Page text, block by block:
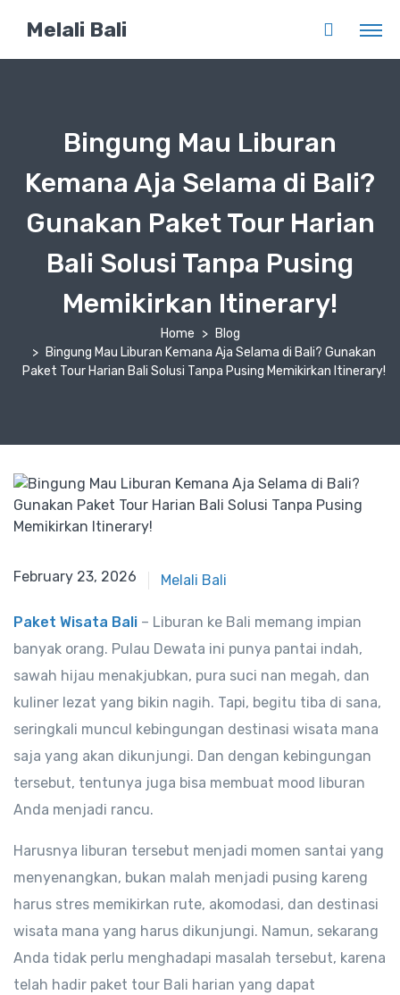
Melali Bali
Bingung Mau Liburan
Kemana Aja Selama di Bali?
Gunakan Paket Tour Harian
Bali Solusi Tanpa Pusing
Memikirkan Itinerary!
Home
Blog
Bingung Mau Liburan Kemana Aja Selama di Bali? Gunakan
Paket Tour Harian Bali Solusi Tanpa Pusing Memikirkan Itinerary!
February 23, 2026 Melali Bali
Paket Wisata Bali – Liburan ke Bali memang impian
banyak orang. Pulau Dewata ini punya pantai indah,
sawah hijau menakjubkan, pura suci nan megah, dan
kuliner lezat yang bikin nagih. Tapi, begitu tiba di sana,
seringkali muncul kebingungan destinasi wisata mana
saja yang akan dikunjungi. Dan dengan kebingungan
tersebut, tentunya juga bisa membuat mood liburan
Anda menjadi rancu.
Harusnya liburan tersebut menjadi momen santai yang
menyenangkan, bukan malah menjadi pusing kareng
harus stres memikirkan rute, akomodasi, dan destinasi
wisata mana yang harus dikunjungi. Namun, sekarang
Anda tidak perlu menghadapi masalah tersebut, karena
telah hadir paket tour Bali harian yang dapat